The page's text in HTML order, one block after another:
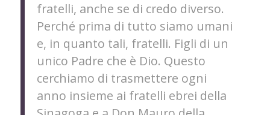
fratelli, anche se di credo diverso.
Perché prima di tutto siamo umani
e, in quanto tali, fratelli. Figli di un
unico Padre che è Dio. Questo
cerchiamo di trasmettere ogni
anno insieme ai fratelli ebrei della